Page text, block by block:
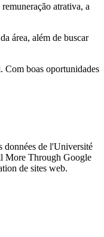
atrativa, a
área, além de buscar
Com boas oportunidades
données de l'Université
More Through Google
de sites web.